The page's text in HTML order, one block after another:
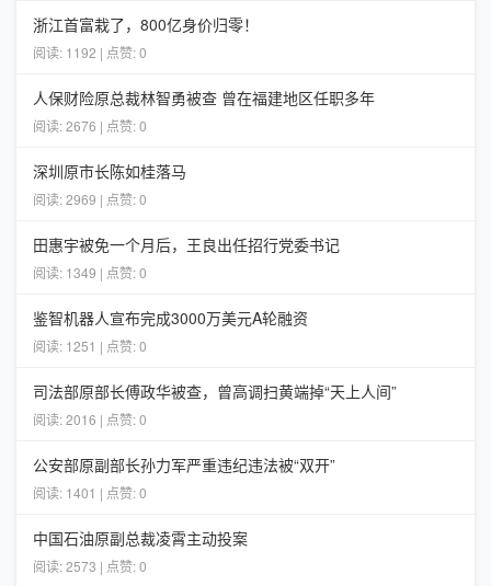
浙江首富栽了，800亿身价归零！
阅读: 1192 | 点赞: 0
人保财险原总裁林智勇被查 曾在福建地区任职多年
阅读: 2676 | 点赞: 0
深圳原市长陈如桂落马
阅读: 2969 | 点赞: 0
田惠宇被免一个月后，王良出任招行党委书记
阅读: 1349 | 点赞: 0
鉴智机器人宣布完成3000万美元A轮融资
阅读: 1251 | 点赞: 0
司法部原部长傅政华被查，曾高调扫黄端掉“天上人间”
阅读: 2016 | 点赞: 0
公安部原副部长孙力军严重违纪违法被“双开”
阅读: 1401 | 点赞: 0
中国石油原副总裁凌霄主动投案
阅读: 2573 | 点赞: 0